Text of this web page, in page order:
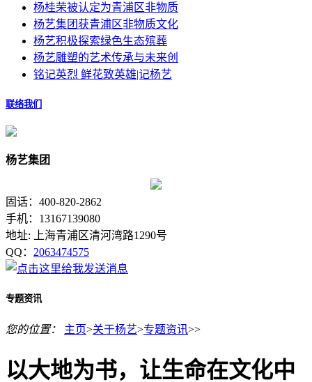
杨桂荣被认定为青浦区非物质
杨艺集团获青浦区非物质文化
杨艺积极探索绿色生态殡葬
杨艺雕塑的艺术传承与未来创
铭记英烈 鲜花致英雄|记杨艺
联络我们
杨艺集团
固话：400-820-2862
手机：13167139080
地址: 上海青浦区清河湾路1290号
QQ： 2063474575
专题资讯
您的位置： 主页>关于杨艺>专题资讯>>
以大地为书，让生命在文化中